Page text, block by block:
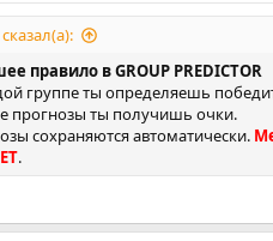
правило в GROUP PREDICTOR
группе ты определяешь
прогнозы ты получишь очки.
сохраняются автоматически.
.